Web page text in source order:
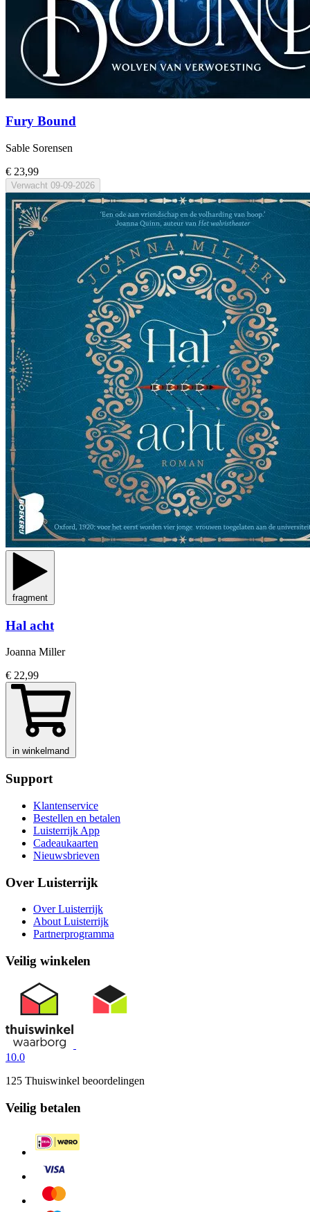
Fury Bound
Sable Sorensen
€ 23,99
Verwacht 09-09-2026
fragment
Hal acht
Joanna Miller
€ 22,99
in winkelmand
Support
Klantenservice
Bestellen en betalen
Luisterrijk App
Cadeaukaarten
Nieuwsbrieven
Over Luisterrijk
Over Luisterrijk
About Luisterrijk
Partnerprogramma
Veilig winkelen
10.0
125 Thuiswinkel beoordelingen
Veilig betalen